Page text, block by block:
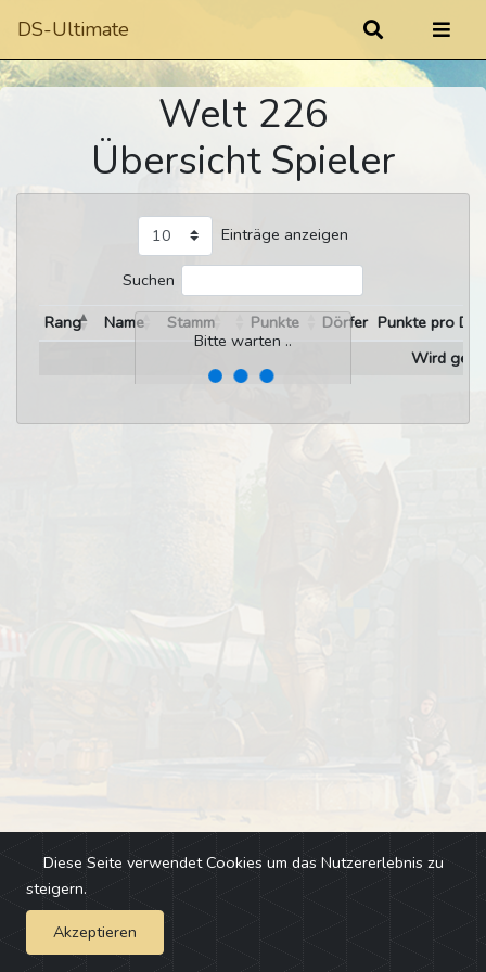
DS-Ultimate
Welt 226
Übersicht Spieler
Einträge anzeigen
Suchen
Bitte warten ..
Rang Name Stamm Punkte Dörfer Punkte pro
Wird
Impressum - Changelog
Diese Seite verwendet Cookies um das Nutzererlebnis zu
steigern.
Akzeptieren